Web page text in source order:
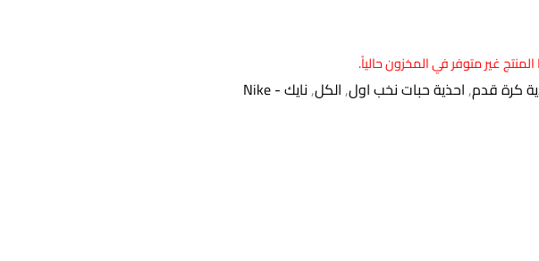
غير متوفر في المخزون حالياً.
كرة قدم,احذية حبات نخب اول,الكل,نايك - Nike